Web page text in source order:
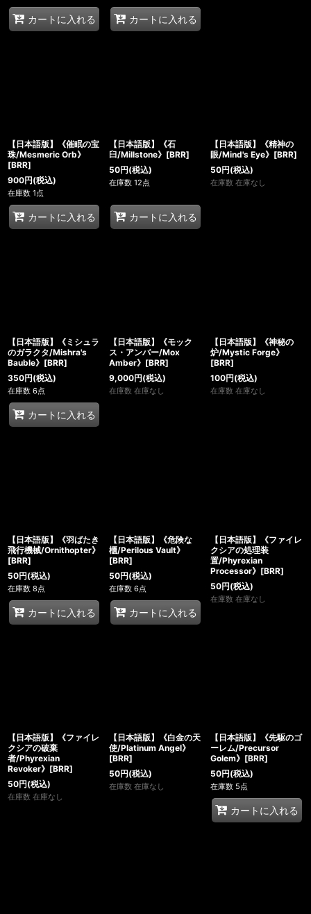
カートに入れる カートに入れる
【日本語版】《催眠の宝
珠/Mesmeric Orb》
[BRR]
900円(税込)
在庫数 1点
カートに入れる
【日本語版】《石
臼/Millstone》[BRR]
50円(税込)
在庫数 12点
カートに入れる
【日本語版】《精神の
眼/Mind's Eye》[BRR]
50円(税込)
在庫数 在庫なし
【日本語版】《ミシュラ
のガラクタ/Mishra's
Bauble》[BRR]
350円(税込)
在庫数 6点
カートに入れる
【日本語版】《モック
ス・アンバー/Mox
Amber》[BRR]
9,000円(税込)
在庫数 在庫なし
【日本語版】《神秘の
炉/Mystic Forge》
[BRR]
100円(税込)
在庫数 在庫なし
【日本語版】《羽ばたき
飛行機械/Ornithopter》
[BRR]
50円(税込)
在庫数 8点
カートに入れる
【日本語版】《危険な
櫃/Perilous Vault》
[BRR]
50円(税込)
在庫数 6点
カートに入れる
【日本語版】《ファイレ
クシアの処理装
置/Phyrexian
Processor》[BRR]
50円(税込)
在庫数 在庫なし
【日本語版】《ファイレ
クシアの破棄
者/Phyrexian
Revoker》[BRR]
50円(税込)
在庫数 在庫なし
【日本語版】《白金の天
使/Platinum Angel》
[BRR]
50円(税込)
在庫数 在庫なし
【日本語版】《先駆のゴ
ーレム/Precursor
Golem》[BRR]
50円(税込)
在庫数 5点
カートに入れる